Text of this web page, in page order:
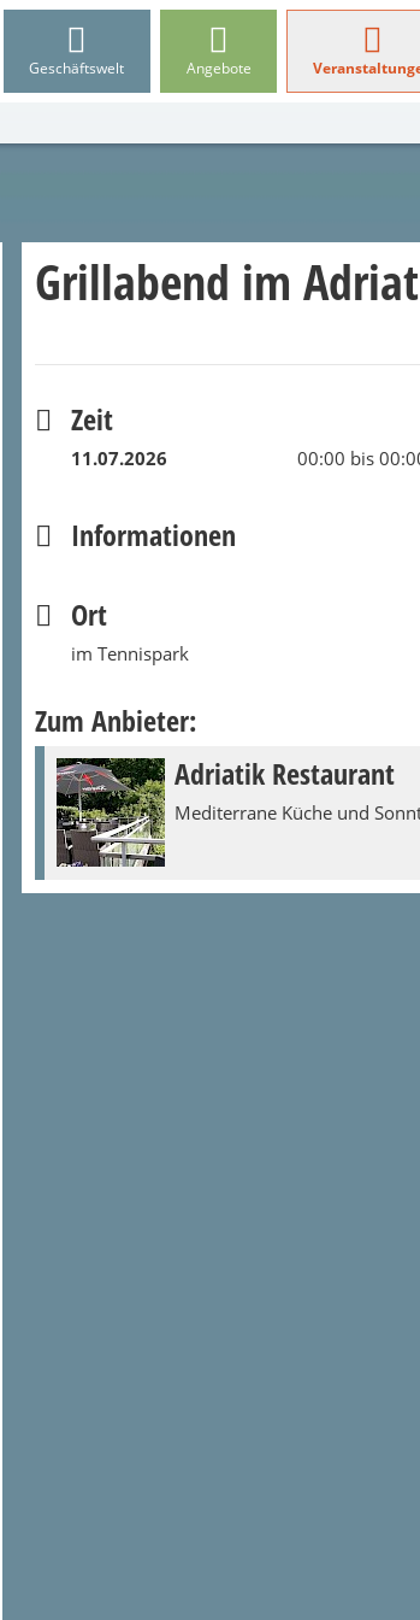
Geschäftswelt Angebote
Grillabend im
Zeit
11.07.2026 00:00 bis
Informationen
Ort
im Tennispark
Zum Anbieter:
Adriatik Restaurant
Mediterrane Küche und